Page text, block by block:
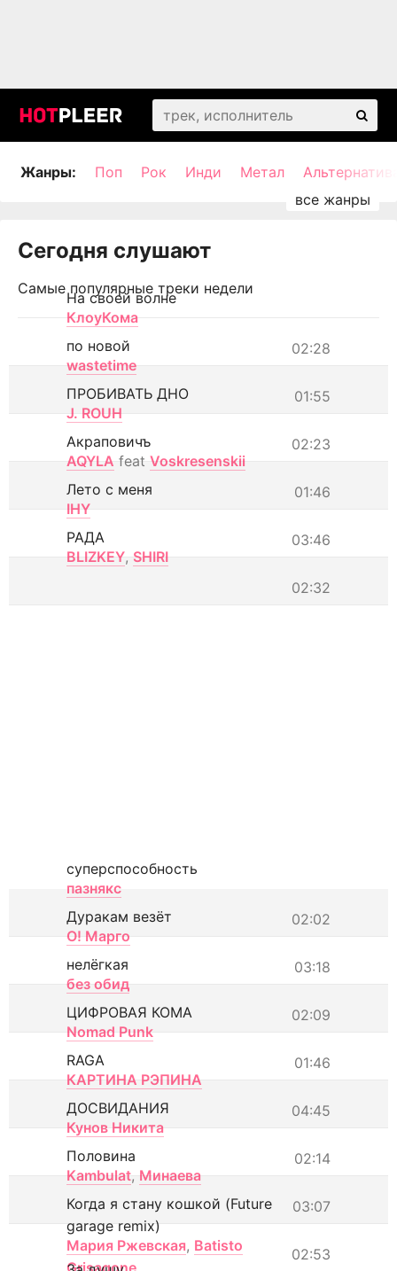
Жанры: Поп Рок Инди Метал
Сегодня слушают
Самые популярные треки недели
На своей волне
КлоуКома
02:28
по новой
wastetime
01:55
ПРОБИВАТЬ ДНО
J. ROUH
02:23
Акраповичъ
AQYLA feat Voskresenskii
01:46
Лето с меня
IHY
03:46
РАДА
BLIZKEY, SHIRI
02:32
суперспособность
пазнякс
02:02
Дуракам везёт
О! Марго
03:18
нелёгкая
без обид
02:09
ЦИФРОВАЯ КОМА
Nomad Punk
01:46
RAGA
КАРТИНА РЭПИНА
04:45
ДОСВИДАНИЯ
Кунов Никита
02:14
Половина
Kambulat, Минаева
03:07
Когда я стану кошкой (Future
garage remix)
Мария Ржевская, Batisto
Grisagone
02:53